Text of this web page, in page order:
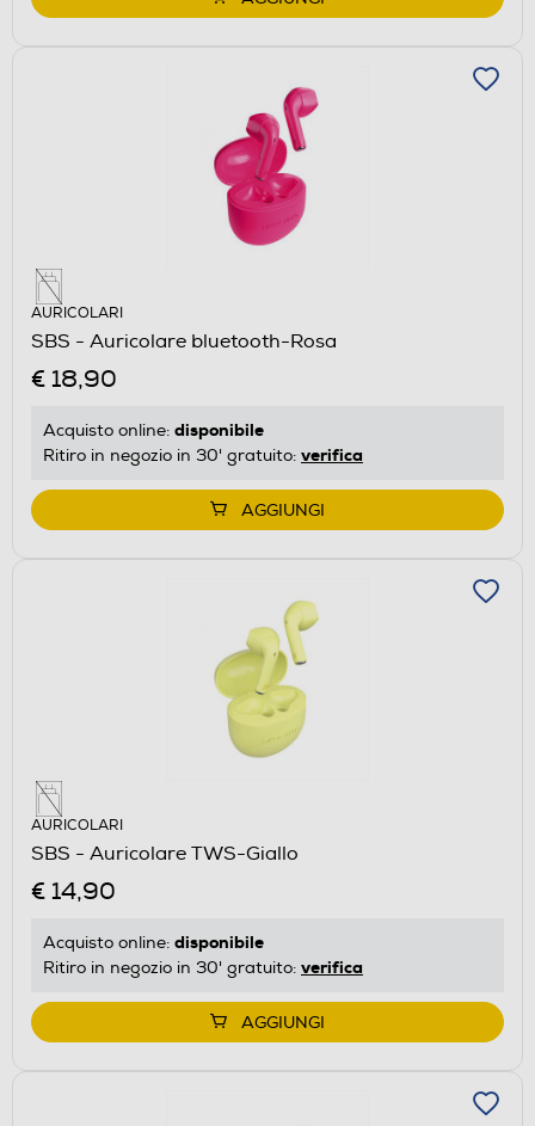
AURICOLARI
SBS - Auricolare bluetooth-Rosa
€ 18,90
Acquisto online: disponibile
Ritiro in negozio in 30' gratuito: verifica
AGGIUNGI
AURICOLARI
SBS - Auricolare TWS-Giallo
€ 14,90
Acquisto online: disponibile
Ritiro in negozio in 30' gratuito: verifica
AGGIUNGI